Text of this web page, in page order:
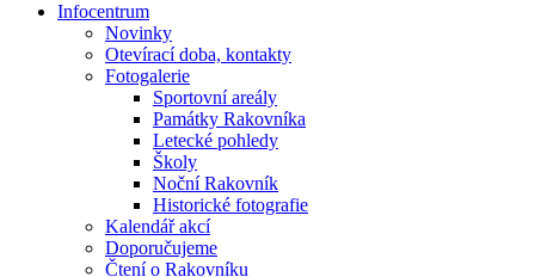
Infocentrum
Novinky
Otevírací doba, kontakty
Fotogalerie
Sportovní areály
Památky Rakovníka
Letecké pohledy
Školy
Noční Rakovník
Historické fotografie
Kalendář akcí
Doporučujeme
Čtení o Rakovníku